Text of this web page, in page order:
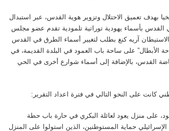
بهدف تعميق الاحتلال وتزوير هوية القدس، عبر استبدال
القدس بأسماء يهودية توراتية تلمودية تقدم عضو مجلس
آريه كنغ بطلب لتغيير أسماء الطرق في القدس
على ساحة باب العمود في البلدة القديمة، في
القدس، بالإضافة إلى أسماء شوارع أخرى في الحي
كانت على النحو التالي في فترة اعداد التقرير:
على منزل يعود لعائلة البكري في حارة باب حطة
حماية المستوطنين، الذين استولوا على المنزل